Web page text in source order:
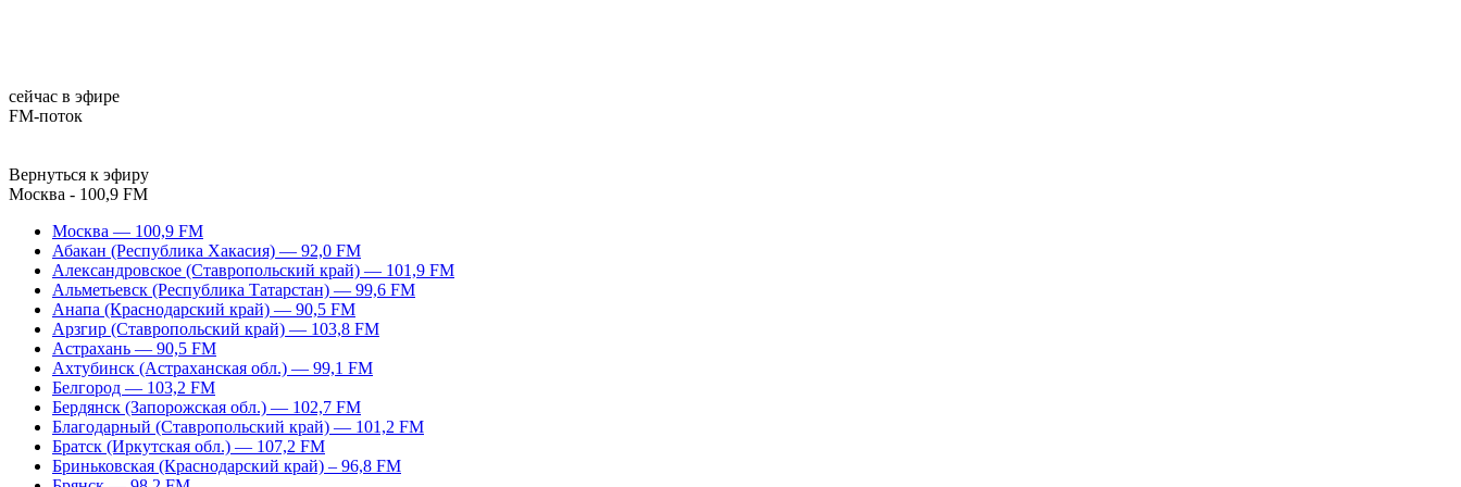
сейчас в эфире
FM-поток
Вернуться к эфиру
Москва - 100,9 FM
Москва — 100,9 FM
Абакан (Республика Хакасия) — 92,0 FM
Александровское (Ставропольский край) — 101,9 FM
Альметьевск (Республика Татарстан) — 99,6 FM
Анапа (Краснодарский край) — 90,5 FM
Арзгир (Ставропольский край) — 103,8 FM
Астрахань — 90,5 FM
Ахтубинск (Астраханская обл.) — 99,1 FM
Белгород — 103,2 FM
Бердянск (Запорожская обл.) — 102,7 FM
Благодарный (Ставропольский край) — 101,2 FM
Братск (Иркутская обл.) — 107,2 FM
Бриньковская (Краснодарский край) – 96,8 FM